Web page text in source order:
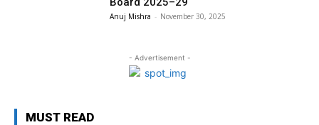
Anuj Mishra - November 30, 2025
- Advertisement -
MUST READ